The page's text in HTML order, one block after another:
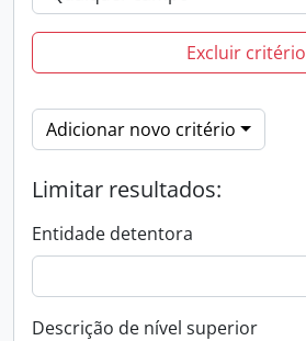
Excluir critério
Adicionar novo critério
Limitar resultados:
Entidade detentora
Descrição de nível superior